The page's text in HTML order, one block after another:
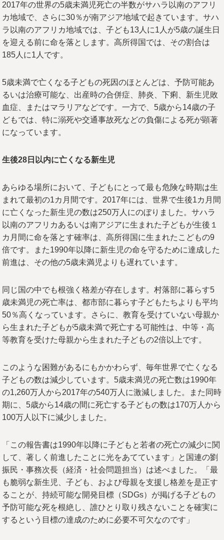
2017年の世界の5歳未満児死亡の半数がサハラ以南のアフリ
カ地域で、さらに30％が南アジア地域で起きています。サハ
ラ以南のアフリカ地域では、子ども13人に1人が5歳の誕生日
を迎える前に命を落とします。高所得国では、その割合は
185人に1人です。
5歳未満で亡くなる子どもの死因のほとんどは、予防可能あ
るいは治療可能な、出産時の合併症、肺炎、下痢、新生児敗
血症、またはマラリアなどです。一方で、5歳から14歳の子
どもでは、特に溺死や交通事故死などの負傷による死が顕著
になっています。
生後28 日以内に亡くなる新生児
あらゆる場所において、子どもにとって最も危険な時期は生
まれて最初の1カ月間です。2017年には、世界で生後1カ月間
に亡くなった新生児の数は250万人にのぼりました。サハラ
以南のアフリカあるいは南アジアに生まれた子どもが生後１
カ月間に命を落とす確率は、高所得国に生まれたこどもの9
倍です。また1990年以降に新生児の命を守るために達成した
前進は、その他の5歳未満児よりも遅れています。
同じ国の中でも根強く格差が存在します。村落部に暮らす5
歳未満児の死亡率は、都市部に暮らす子どもたちよりも平均
50％高くなっています。さらに、教育を受けていない母親か
ら生まれた子どもが5歳未満で死亡する可能性は、中等・高
等教育を受けた母親から生まれた子どもの2倍以上です。
このような困難があるにもかかわらず、毎年世界で亡くなる
子どもの数は減少しています。5歳未満児の死亡数は1990年
の1,260万人から2017年の540万人に激減しました。また同時
期に、5歳から14歳の間に死亡する子どもの数は170万人から
100万人以下に減少しました。
「この報告書は1990年以降に子どもと若者の死亡の減少に関
して、著しく前進したことに光をあてています」と国連の劉
振民・事務次長（経済・社会問題担当）は述べました。「最
も脆弱な新生児、子ども、および母親を支援し格差を是正す
ることが、持続可能な開発目標（SDGs）が掲げる子どもの
予防可能な死を根絶し、誰ひとり取り残さないことを確実に
するという目標の達成のために必要不可欠なのです」